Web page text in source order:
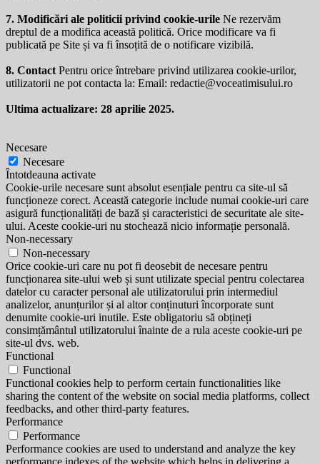
7. Modificări ale politicii privind cookie-urile Ne rezervăm
dreptul de a modifica această politică. Orice modificare va fi
publicată pe Site și va fi însoțită de o notificare vizibilă.
8. Contact Pentru orice întrebare privind utilizarea cookie-urilor,
utilizatorii ne pot contacta la: Email: redactie@voceatimisului.ro
Ultima actualizare: 28 aprilie 2025.
Necesare
Necesare
Întotdeauna activate
Cookie-urile necesare sunt absolut esențiale pentru ca site-ul să
funcționeze corect. Această categorie include numai cookie-uri care
asigură funcționalități de bază și caracteristici de securitate ale site-
ului. Aceste cookie-uri nu stochează nicio informație personală.
Non-necessary
Non-necessary
Orice cookie-uri care nu pot fi deosebit de necesare pentru
funcționarea site-ului web și sunt utilizate special pentru colectarea
datelor cu caracter personal ale utilizatorului prin intermediul
analizelor, anunțurilor și al altor conținuturi încorporate sunt
denumite cookie-uri inutile. Este obligatoriu să obțineți
consimțământul utilizatorului înainte de a rula aceste cookie-uri pe
site-ul dvs. web.
Functional
Functional
Functional cookies help to perform certain functionalities like
sharing the content of the website on social media platforms, collect
feedbacks, and other third-party features.
Performance
Performance
Performance cookies are used to understand and analyze the key
performance indexes of the website which helps in delivering a